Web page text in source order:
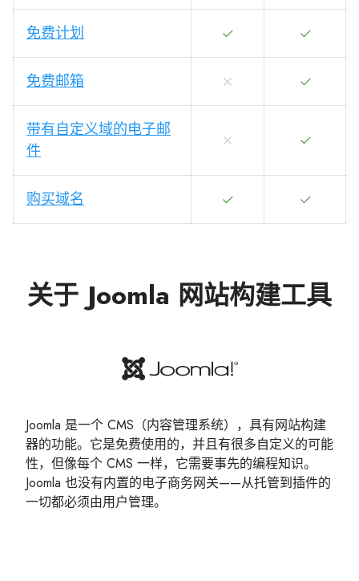
免费计划
免费邮箱
带有自定义域的电子邮
件
购买域名
关于 Joomla 网站构建工具
Joomla 是一个 CMS（内容管理系统），具有网站构建
器的功能。它是免费使用的，并且有很多自定义的可能
性，但像每个 CMS 一样，它需要事先的编程知识。
Joomla 也没有内置的电子商务网关——从托管到插件的
一切都必须由用户管理。